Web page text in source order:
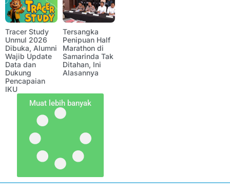
Tracer Study
Unmul 2026
Dibuka, Alumni
Wajib Update
Data dan
Dukung
Pencapaian
IKU
Tersangka
Penipuan Half
Marathon di
Samarinda Tak
Ditahan, Ini
Alasannya
Muat lebih banyak